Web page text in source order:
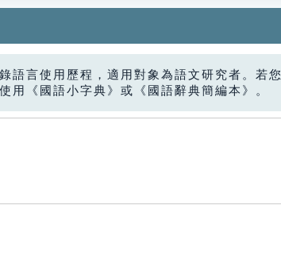
語言使用歷程，適用對象為語文研究者。若
用《國語小字典》或《國語辭典簡編本》。